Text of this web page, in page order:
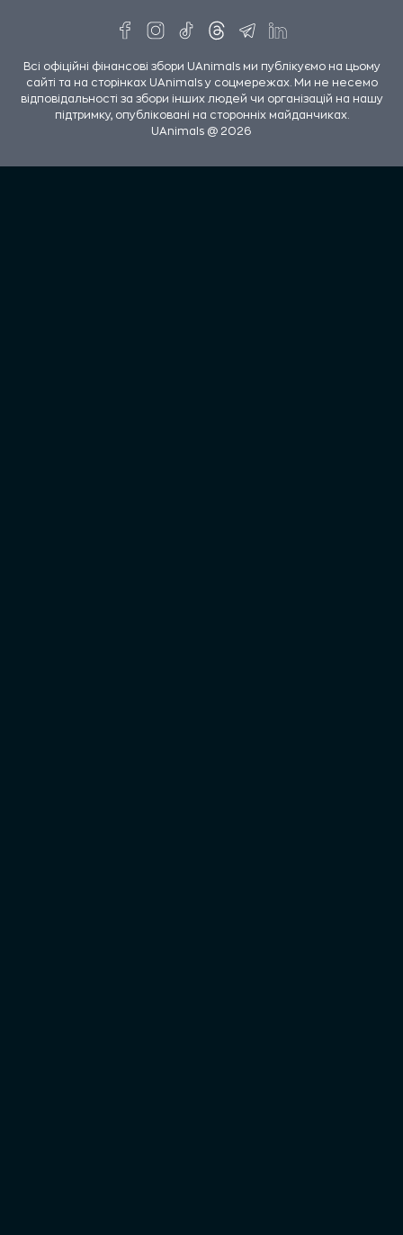
Всі офіційні фінансові збори UAnimals ми публікуємо на цьому
сайті та на сторінках UAnimals у соцмережах. Ми не несемо
відповідальності за збори інших людей чи організацій на нашу
підтримку, опубліковані на сторонніх майданчиках.
UAnimals @ 2026